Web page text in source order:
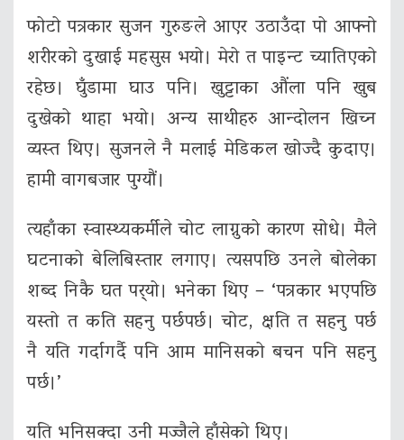
फोटो पत्रकार सुजन गुरुङले आएर उठाउँदा पो आफ्नो
शरीरको दुखाई महसुस भयो। मेरो त पाइन्ट च्यातिएको
रहेछ। घुँडामा घाउ पनि। खुट्टाका औंला पनि खुब
दुखेको थाहा भयो। अन्य साथीहरु आन्दोलन खिच्न
व्यस्त थिए। सुजनले नै मलाई मेडिकल खोज्दै कुदाए।
हामी वागबजार पुग्यौं।
त्यहाँका स्वास्थ्यकर्मीले चोट लाग्नुको कारण सोधे। मैले
घटनाको बेलिबिस्तार लगाए। त्यसपछि उनले बोलेका
शब्द निकै घत पर्‍यो। भनेका थिए – ‘पत्रकार भएपछि
यस्तो त कति सहनु पर्छपर्छ। चोट, क्षति त सहनु पर्छ
नै यति गर्दागर्दै पनि आम मानिसको बचन पनि सहनु
पर्छ।’